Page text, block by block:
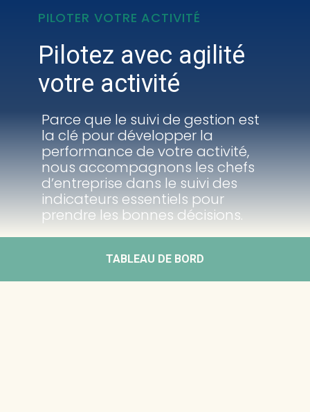
Gérer votre quotidien
Être prêt pour la facturation électronique
Juridique
Conseil
PILOTER VOTRE ACTIVITÉ
Pilotez avec agilité
votre activité
Parce que le suivi de gestion est
la clé pour développer la
performance de votre activité,
nous accompagnons les chefs
d’entreprise dans le suivi des
indicateurs essentiels pour
prendre les bonnes décisions.
TABLEAU DE BORD